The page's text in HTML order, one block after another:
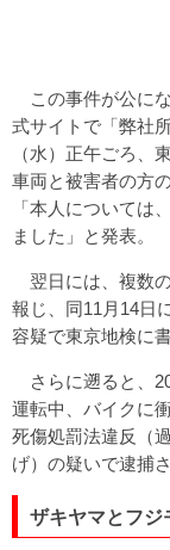
この事件が公に
式サイトで「弊社
（水）正午ごろ、
車両と被害者の方
「本人については
ました」と発表。
翌日には、複数
報じ、同11月14日
容疑で東京地検に
さらに遡ると、
運転中、バイクに
死傷処罰法違反（
げ）の疑いで逮捕
ザキヤマとフジ